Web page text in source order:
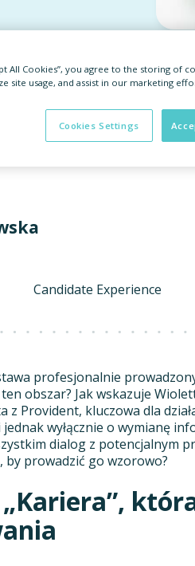
Candidate Experience
profesjonalnie
obszar? Jak wskazuje
z Provident, kluczowa dla
wyłącznie o wymianę
dialog z potencjalnym
by prowadzić go wzorowo?
All Cookies”, you agree to the storing of
site usage, and assist in our marketing
Cookies Settings